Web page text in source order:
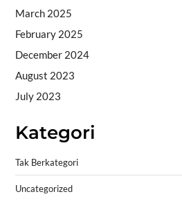
March 2025
February 2025
December 2024
August 2023
July 2023
Kategori
Tak Berkategori
Uncategorized